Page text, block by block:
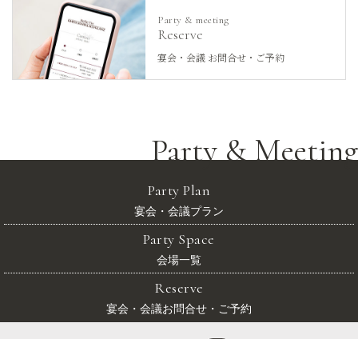
Party & meeting
Reserve
宴会・会議 お問合せ・ご予約
Party & Meeting
Party Plan
宴会・会議プラン
Party Space
会場一覧
Reserve
宴会・会議お問合せ・ご予約